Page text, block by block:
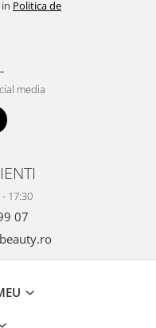
Politica de
media
- 17:30
07